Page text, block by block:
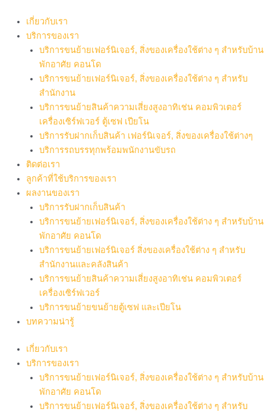
content
เกี่ยวกับเรา
บริการของเรา
บริการขนย้ายเฟอร์นิเจอร์, สิ่งของเครื่องใช้ต่าง ๆ สำหรับบ้าน
พักอาศัย คอนโด
บริการขนย้ายเฟอร์นิเจอร์, สิ่งของเครื่องใช้ต่าง ๆ สำหรับ
สำนักงาน
บริการขนย้ายสินค้าความเสี่ยงสูงอาทิเช่น คอมพิวเตอร์
เครื่องเซิร์ฟเวอร์ ตู้เซฟ เปียโน
บริการรับฝากเก็บสินค้า เฟอร์นิเจอร์, สิ่งของเครื่องใช้ต่างๆ
บริการรถบรรทุกพร้อมพนักงานขับรถ
ติดต่อเรา
ลูกค้าที่ใช้บริการของเรา
ผลงานของเรา
บริการรับฝากเก็บสินค้า
บริการขนย้ายเฟอร์นิเจอร์, สิ่งของเครื่องใช้ต่าง ๆ สำหรับบ้าน
พักอาศัย คอนโด
บริการขนย้ายเฟอร์นิเจอร์ สิ่งของเครื่องใช้ต่าง ๆ สำหรับ
สำนักงานและคลังสินค้า
บริการขนย้ายสินค้าความเสี่ยงสูงอาทิเช่น คอมพิวเตอร์
เครื่องเซิร์ฟเวอร์
บริการขนย้ายขนย้ายตู้เซฟ และเปียโน
บทความน่ารู้
เกี่ยวกับเรา
บริการของเรา
บริการขนย้ายเฟอร์นิเจอร์, สิ่งของเครื่องใช้ต่าง ๆ สำหรับบ้าน
พักอาศัย คอนโด
บริการขนย้ายเฟอร์นิเจอร์, สิ่งของเครื่องใช้ต่าง ๆ สำหรับ